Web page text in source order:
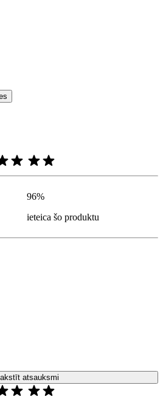
un tās atbilst Bazaarvoice
zvaigžņu vērtējumu veidā ir noderīgi
96%
ieteica šo produktu
atsauksmi